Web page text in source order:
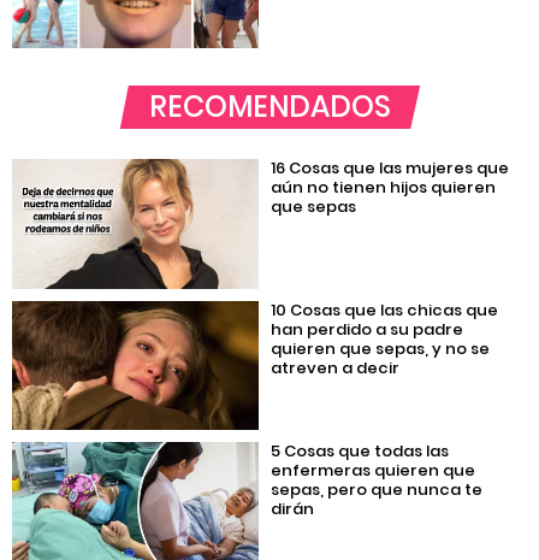
RECOMENDADOS
16 Cosas que las mujeres que
aún no tienen hijos quieren
que sepas
10 Cosas que las chicas que
han perdido a su padre
quieren que sepas, y no se
atreven a decir
5 Cosas que todas las
enfermeras quieren que
sepas, pero que nunca te
dirán